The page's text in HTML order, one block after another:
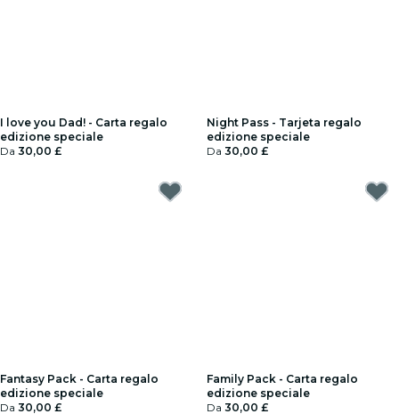
I love you Dad! - Carta regalo
edizione speciale
Da 30,00 £
Night Pass - Tarjeta regalo
edizione speciale
Da 30,00 £
Fantasy Pack - Carta regalo
edizione speciale
Da 30,00 £
Family Pack - Carta regalo
edizione speciale
Da 30,00 £